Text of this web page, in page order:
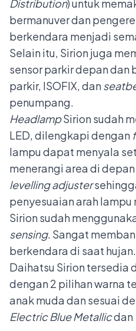
Distribution) untuk
bermanuver dan
berkendara menjadi
Selain itu, Sirion juga
sensor parkir depan dan
parkir, ISOFIX, dan
penumpang.
HeadlampSirion sudah
LED, dilengkapi dengan
lampu dapat menyala
menerangi area di
levelling adjuster
penyesuaian arah lampu
Sirion sudah
sensing. Sangat
berkendara di saat hujan.
Daihatsu Sirion tersedia
dengan 2 pilihan warna
anak muda dan sesuai
Electric Blue Metallicdan